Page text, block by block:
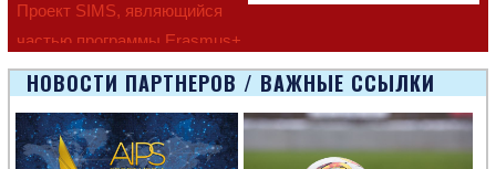
Проект SIMS, являющийся
частью программы Erasmus+
Европейско
НОВОСТИ ПАРТНЕРОВ / ВАЖНЫЕ ССЫЛКИ